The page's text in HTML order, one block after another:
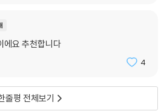
에요 추천합니다
4
줄평 전체보기